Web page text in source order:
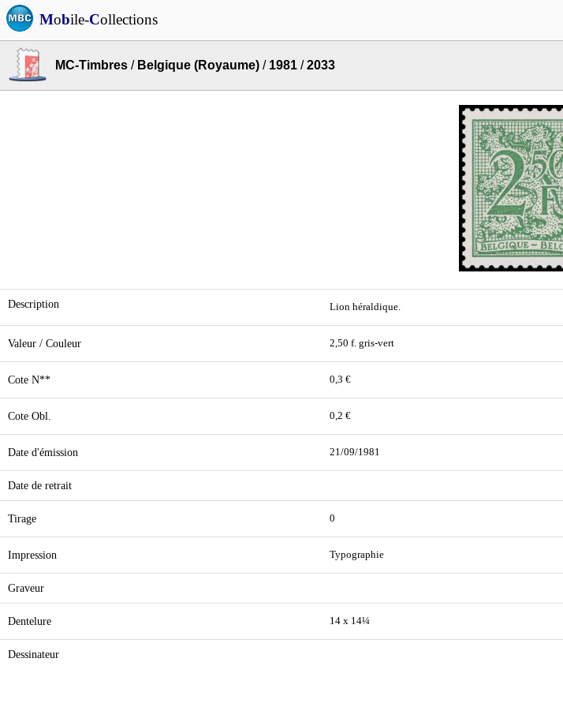
Mobile-Collections
MC-Timbres / Belgique (Royaume) / 1981 /2033
Description Lion héraldique.
Valeur / Couleur 2,50 f. gris-vert
Cote N** 0,3 €
Cote Obl. 0,2 €
Date d'émission 21/09/1981
Date de retrait
Tirage 0
Impression Typographie
Graveur
Dentelure 14 x 14¼
Dessinateur